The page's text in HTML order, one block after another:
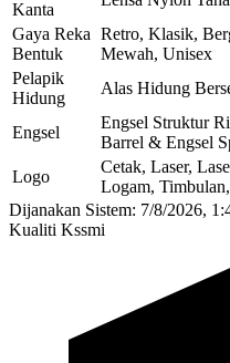
Kanta
Gaya Reka
Bentuk
Retro, Klasik,
Mewah, Unisex
Pelapik
Hidung
Alas Hidung
Engsel
Engsel Struktur
Barrel & Engsel
Logo
Cetak, Laser,
Logam,
Dijanakan Sistem: 7/8/2026,
Kualiti Kssmi